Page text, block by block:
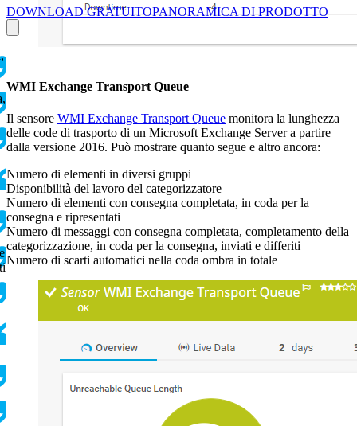
WMI Exchange Transport Queue
Il sensore WMI Exchange Transport Queue monitora la lunghezza
delle code di trasporto di un Microsoft Exchange Server a partire
dalla versione 2016. Può mostrare quanto segue e altro ancora:
Numero di elementi in diversi gruppi
Disponibilità del lavoro del categorizzatore
Numero di elementi con consegna completata, in coda per la
consegna e ripresentati
Numero di messaggi con consegna completata, completamento della
categorizzazione, in coda per la consegna, inviati e differiti
Numero di scarti automatici nella coda ombra in totale
DOWNLOAD GRATUITOPANORAMICA DI PRODOTTO